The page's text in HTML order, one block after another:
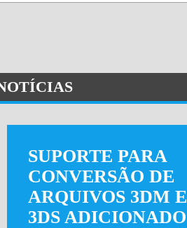
SUPORTE PARA
CONVERSÃO DE
ARQUIVOS 3DM E
3DS ADICIONADO